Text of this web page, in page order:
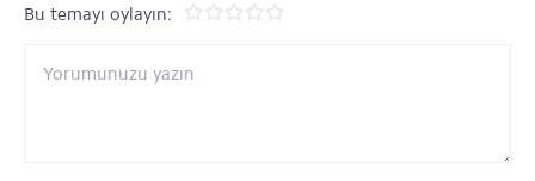
Bu temayı oylayın: